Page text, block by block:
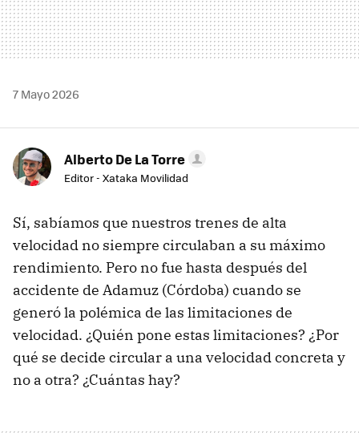
7 Mayo 2026
Alberto De La Torre
Editor - Xataka Movilidad
Sí, sabíamos que nuestros trenes de alta
velocidad no siempre circulaban a su máximo
rendimiento. Pero no fue hasta después del
accidente de Adamuz (Córdoba) cuando se
generó la polémica de las limitaciones de
velocidad. ¿Quién pone estas limitaciones? ¿Por
qué se decide circular a una velocidad concreta y
no a otra? ¿Cuántas hay?